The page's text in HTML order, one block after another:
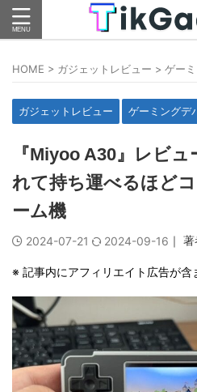
HOME > ガジェットレビュー > ゲー
ガジェットレビュー ゲーミングデ
『Miyoo A30』レビ
れて持ち運べるほど
ーム機
2024-07-21 2024-09-16 ｜ 著
※ 記事内にアフィリエイト広告が含